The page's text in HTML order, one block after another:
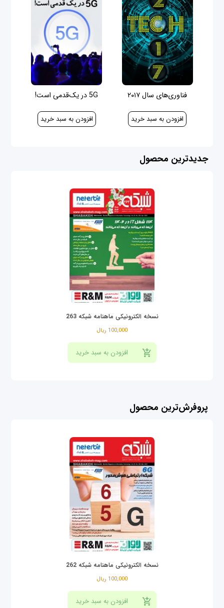
جدیدترین محصول
نسخه الکترونیکی ماهنامه شبکه 263
100,000 ریال
پروفرش‌ترین محصول
نسخه الکترونیکی ماهنامه شبکه 262
100,000 ریال
فناوری‌های سال ۲۰۱۷
5G در یک‌قدمی است!